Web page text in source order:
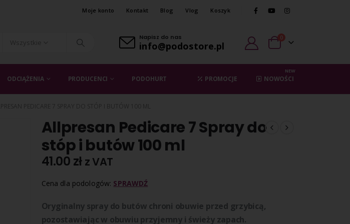
Moje konto Kontakt Blog Vlog Koszyk
Napisz do nas
info@podostore.pl
0
ODCIĄŻENIA PRODUCENCI PODOHURT PROMOCJE NOWOŚCI
NEW
Allpresan Pedicare 7 Spray do
stóp i butów 100 ml
41.00 zł z VAT
Cena dla podologów: SPRAWDŹ
Oryginalny spray do butów chroni obuwie przed grzybicą,
pozostawiając w obuwiu przyjemny i świeży zapach.